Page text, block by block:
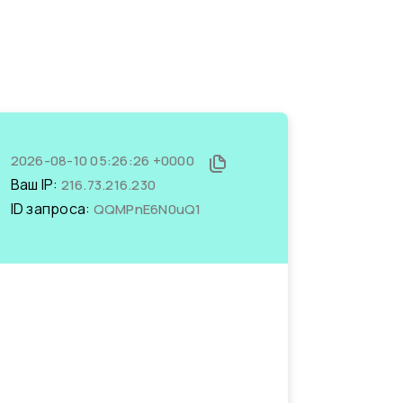
2026-08-10 05:26:26 +0000
Ваш IP: 216.73.216.230
ID запроса: QQMPnE6N0uQ1